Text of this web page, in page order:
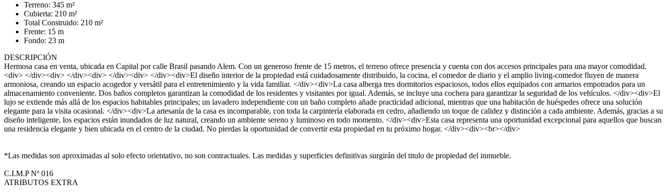
Terreno: 345 m²
Cubierta: 210 m²
Total Construido: 210 m²
Frente: 15 m
Fondo: 23 m
DESCRIPCIÓN
Hermosa casa en venta, ubicada en Capital por calle Brasil pasando Alem. Con un generoso frente de 15 metros, el terreno ofrece presencia y cuenta con dos accesos principales para una mayor comodidad.
<div> </div><div> </div><div> </div><div> </div><div>El diseño interior de la propiedad está cuidadosamente distribuido, la cocina, el comedor de diario y el amplio living-comedor fluyen de manera
armoniosa, creando un espacio acogedor y versátil para el entretenimiento y la vida familiar. </div><div>La casa alberga tres dormitorios espaciosos, todos ellos equipados con armarios empotrados para un
almacenamiento conveniente. Dos baños completos garantizan la comodidad de los residentes y visitantes por igual. Además, se incluye una cochera para garantizar la seguridad de los vehículos. </div><div>El
lujo se extiende más allá de los espacios habitables principales; un lavadero independiente con un baño completo añade practicidad adicional, mientras que una habitación de huéspedes ofrece una solución
elegante para la visita ocasional. </div><div>La artesanía de la casa es incomparable, con toda la carpintería elaborada en cedro, añadiendo un toque de calidez y distinción a cada ambiente. Además, gracias a su
diseño inteligente, los espacios están inundados de luz natural, creando un ambiente sereno y luminoso en todo momento. </div><div>Esta casa representa una oportunidad excepcional para aquellos que buscan
una residencia elegante y bien ubicada en el centro de la ciudad. No pierdas la oportunidad de convertir esta propiedad en tu próximo hogar. </div><div><br></div>
*Las medidas son aproximadas al solo efecto orientativo, no son contractuales. Las medidas y superficies definitivas surgirán del titulo de propiedad del inmueble.
C.I.M.P Nº 016
ATRIBUTOS EXTRA